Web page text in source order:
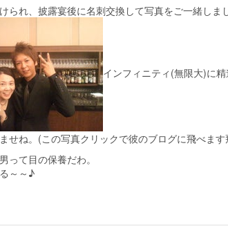
られ、披露宴後に名刺交換して写真をご一緒しまし
インフィニティ(無限大)に
せね。(この写真クリックで彼のブログに飛べま
って目の保養だわ。
～～♪